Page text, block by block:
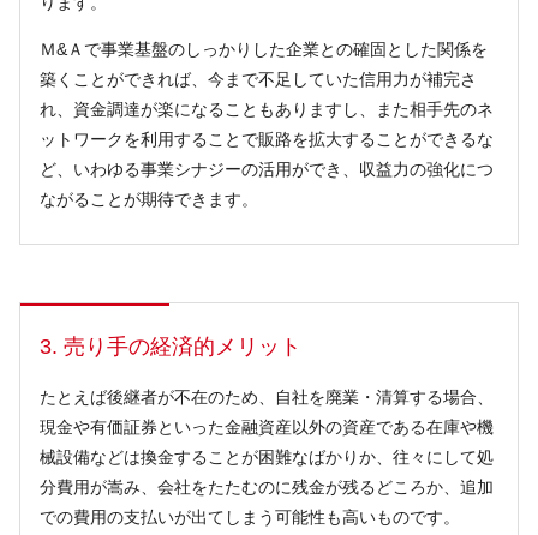
Ｍ&Ａで事業基盤のしっかりした企業との確固とした関係を
築くことができれば、今まで不足していた信用力が補完さ
れ、資金調達が楽になることもありますし、また相手先のネ
ットワークを利用することで販路を拡大することができるな
ど、いわゆる事業シナジーの活用ができ、収益力の強化につ
ながることが期待できます。
3. 売り手の経済的メリット
たとえば後継者が不在のため、自社を廃業・清算する場合、
現金や有価証券といった金融資産以外の資産である在庫や機
械設備などは換金することが困難なばかりか、往々にして処
分費用が嵩み、会社をたたむのに残金が残るどころか、追加
での費用の支払いが出てしまう可能性も高いものです。